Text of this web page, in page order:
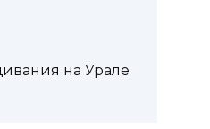
на Урале